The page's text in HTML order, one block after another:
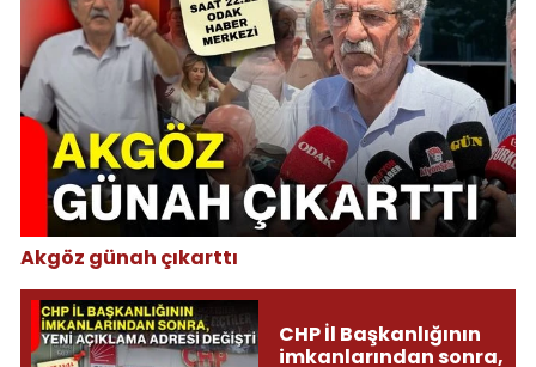
Akgöz günah çıkarttı
CHP İl Başkanlığının
imkanlarından sonra,